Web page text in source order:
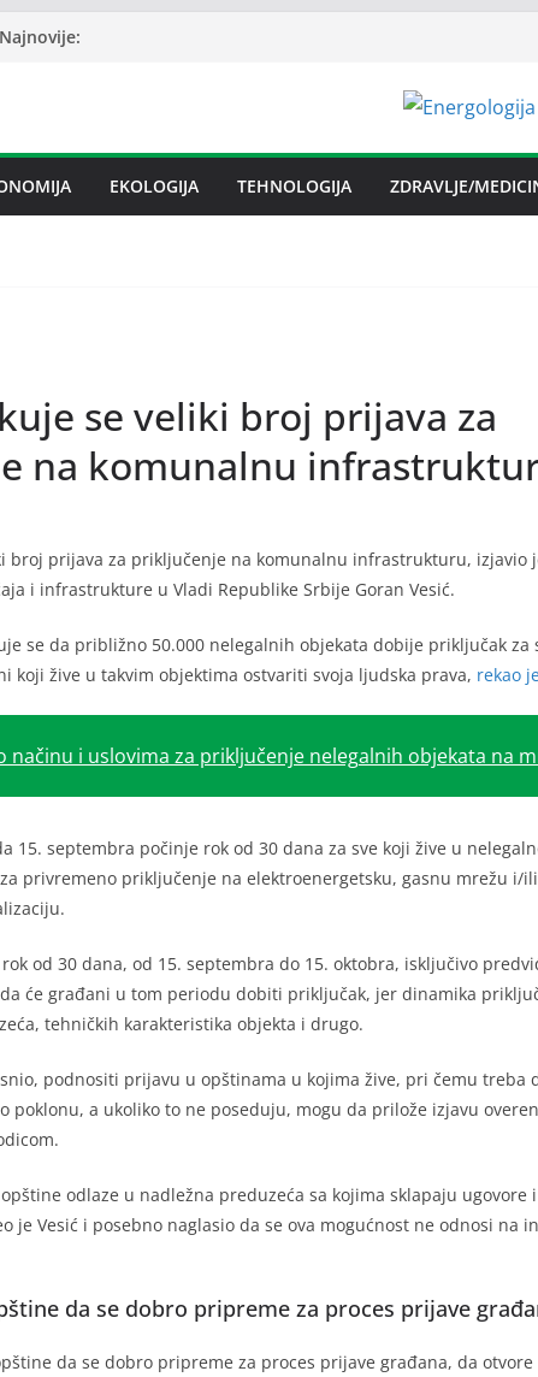
Najnovije:
EKOLOGIJA TEHNOLOGIJA ZDRAVLJE/
se veliki broj prijava za
na komunalnu
broj prijava za priključenje na komunalnu infrastrukturu, izjavio
i infrastrukture u Vladi Republike Srbije Goran Vesić.
se da približno 50.000 nelegalnih objekata dobije priključak
koji žive u takvim objektima ostvariti svoja ljudska prava, rekao
načinu i uslovima za priključenje nelegalnih objekata na
15. septembra počinje rok od 30 dana za sve koji žive u
privremeno priključenje na elektroenergetsku, gasnu mrežu i/
od 30 dana, od 15. septembra do 15. oktobra, isključivo
će građani u tom periodu dobiti priključak, jer dinamika
tehničkih karakteristika objekta i drugo.
podnositi prijavu u opštinama u kojima žive, pri čemu treba
poklonu, a ukoliko to ne poseduju, mogu da prilože izjavu
odlaze u nadležna preduzeća sa kojima sklapaju ugovore
je Vesić i posebno naglasio da se ova mogućnost ne odnosi na
da se dobro pripreme za proces prijave
da se dobro pripreme za proces prijave građana, da